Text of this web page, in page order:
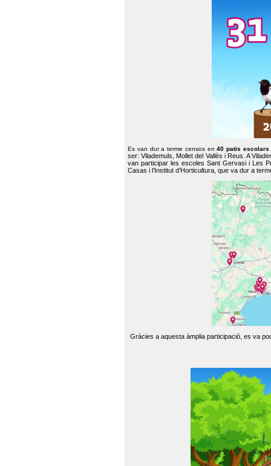
Es van dur a terme censos en40 patis escolars
ser: Vilademuls, Mollet del Vallès i Reus. A
van participar les escoles Sant Gervasi i Les
Casas i l’Institut d’Horticultura, que va dur a
Gràcies a aquesta àmplia participació, es va